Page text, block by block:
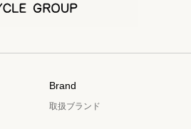
Brand
取扱ブランド